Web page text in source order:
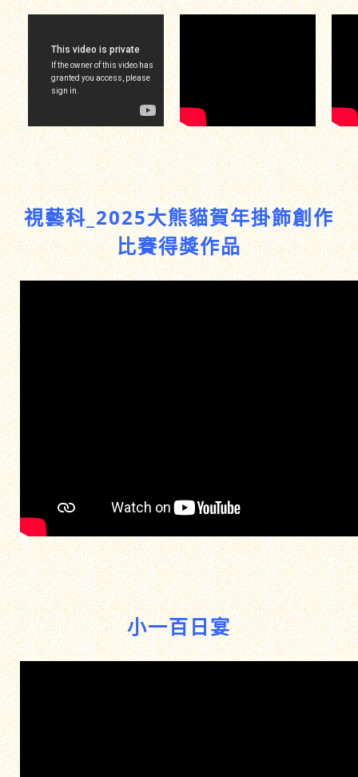
視藝科_2025大熊貓賀年掛飾創作
比賽得獎作品
小一百日宴